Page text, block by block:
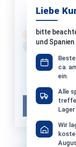
Liebe
bitte
und
ca.
ein.
Alle
Lager
Wir
Equipe Art
Bestellware
ca. Mo. 21.09.